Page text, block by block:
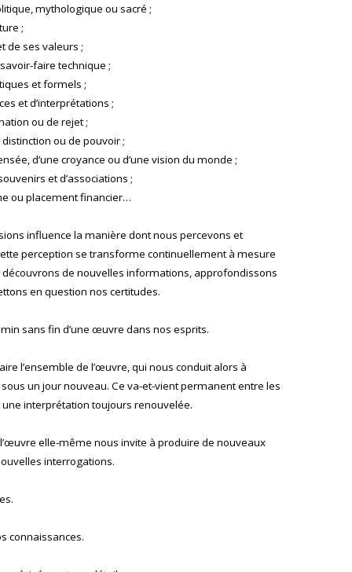
mythologique ou sacré ;
;
de ses valeurs ;
faire technique ;
et formels ;
et d’interprétations ;
ou de rejet ;
ou de pouvoir ;
d’une croyance ou d’une vision du monde ;
et d’associations ;
ou placement financier…
influence la manière dont nous percevons et
perception se transforme continuellement à mesure
de nouvelles informations, approfondissons
en question nos certitudes.
sans fin d’une œuvre dans nos esprits.
l’ensemble de l’œuvre, qui nous conduit alors à
un jour nouveau. Ce va-et-vient permanent entre les
interprétation toujours renouvelée.
elle-même nous invite à produire de nouveaux
interrogations.
connaissances.